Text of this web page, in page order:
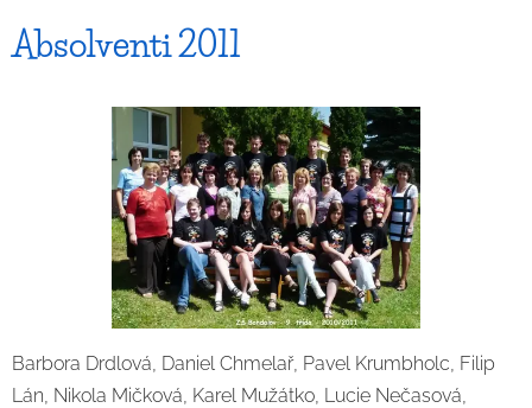
Absolventi 2011
Barbora Drdlová, Daniel Chmelař, Pavel Krumbholc, Filip
Lán, Nikola Mičková, Karel Mužátko, Lucie Nečasová,